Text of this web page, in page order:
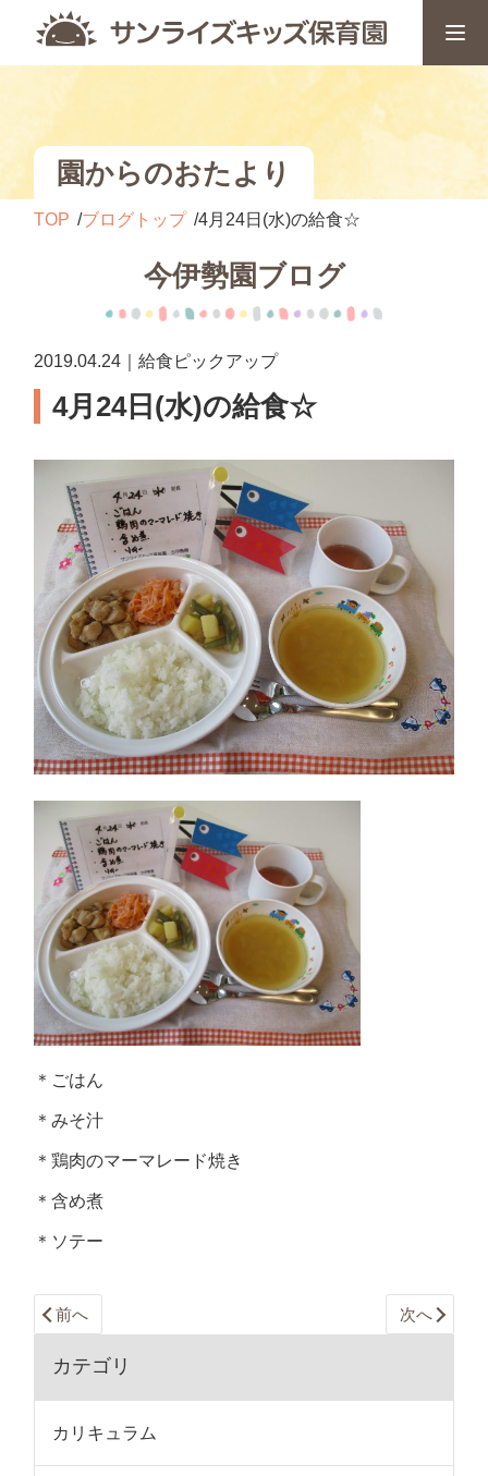
園からのおたより
TOP ブログトップ 4月24日(水)の給食☆
今伊勢園ブログ
2019.04.24｜給食ピックアップ
4月24日(水)の給食☆
＊ごはん
＊みそ汁
＊鶏肉のマーマレード焼き
＊含め煮
＊ソテー
前へ 次へ
カテゴリ
カリキュラム